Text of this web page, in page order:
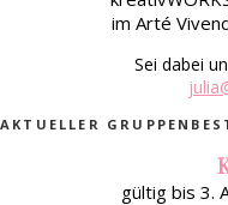
im Arté
Sei dabei
AKTUELLER
gültig bis 3.